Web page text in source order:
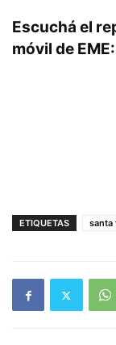
Escuchá el
móvil de EME:
ETIQUETAS santa